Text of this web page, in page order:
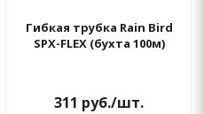
Гибкая трубка Rain Bird
SPX-FLEX (бухта 100м)
311 руб./шт.